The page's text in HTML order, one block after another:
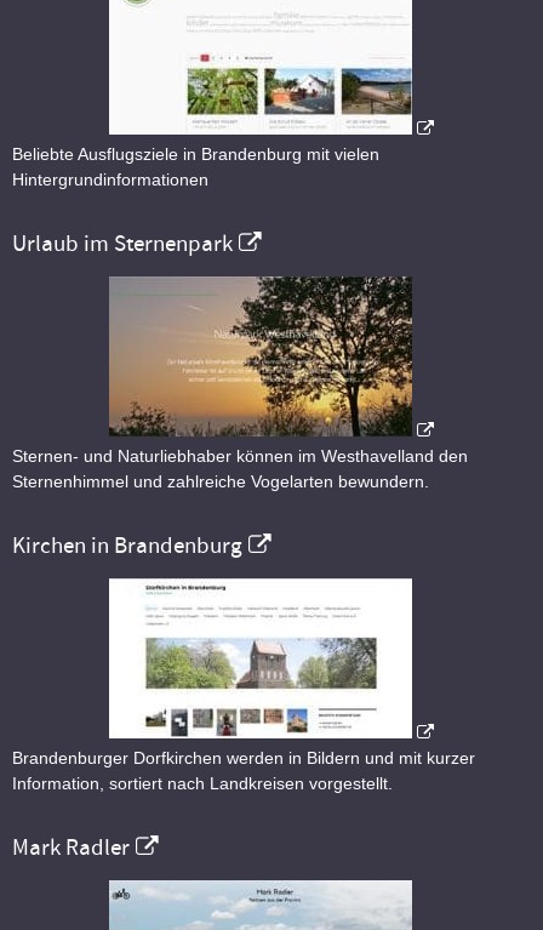
Beliebte Ausflugsziele in Brandenburg mit vielen
Hintergrundinformationen
Urlaub im Sternenpark
Sternen- und Naturliebhaber können im Westhavelland den
Sternenhimmel und zahlreiche Vogelarten bewundern.
Kirchen in Brandenburg
Brandenburger Dorfkirchen werden in Bildern und mit kurzer
Information, sortiert nach Landkreisen vorgestellt.
Mark Radler